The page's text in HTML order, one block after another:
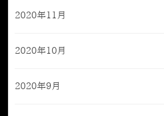
2020年11月
2020年10月
2020年9月